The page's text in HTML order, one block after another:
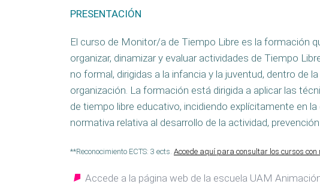
PRESENTACIÓN
El curso de Monitor/a de Tiempo Libre es la formación
organizar, dinamizar y evaluar actividades de Tiempo
no formal, dirigidas a la infancia y la juventud, dentro de
organización. La formación está dirigida a aplicar las
de tiempo libre educativo, incidiendo explícitamente en
normativa relativa al desarrollo de la actividad,
**Reconocimiento ECTS: 3 ects. Accede aquí para consultar los cursos con
Accede a la página web de la escuela UAM